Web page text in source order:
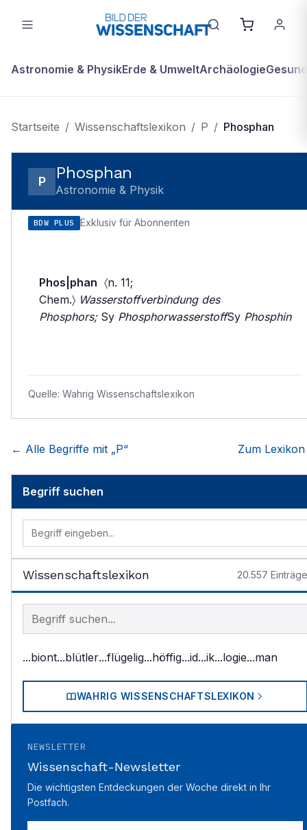
Astronomie & PhysikErde & UmweltArchäologie
Startseite / Wissenschaftslexikon / P / Phosphan
P Phosphan
Astronomie & Physik
BDW PLUS Exklusiv für Abonnenten
Phos|phan 〈n. 11;
Chem.〉 Wasserstoffverbindung des
Phosphors;Sy PhosphorwasserstoffSy Phosphin
Quelle: Wahrig Wissenschaftslexikon
← Alle Begriffe mit „P“ Zum
Begriff suchen
Wissenschaftslexikon 20.557 Einträge
Begriff im Lexikon suchen
...biont...blütler...flügelig...höffig...id...ik...logie...man
WAHRIG WISSENSCHAFTSLEXIKON
NEWSLETTER
Wissenschaft-Newsletter
Die wichtigsten Entdeckungen der Woche direkt in Ihr
Postfach.